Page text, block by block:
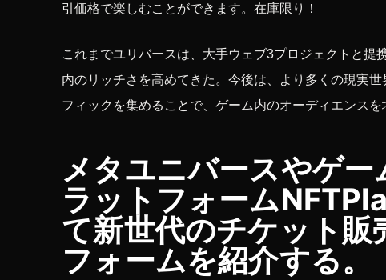
引価格で楽しむことができます。在庫限り！
これまでユリバースは、大手ウェブ3プロジェクトと
内のリッチさを高めてきた。今後は、より多くの現実
フィックを集めることで、ゲーム内のオーディエンスを
メタユニバースやゲ
ラットフォーム
て新世代のチケット販
フォームを紹介する。